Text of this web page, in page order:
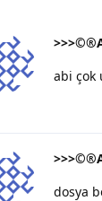
abi çok
dosya